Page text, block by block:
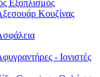
Εξοπλισμός
Κουζίνας
- Ιονιστές